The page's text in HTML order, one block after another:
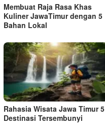
Membuat Raja Rasa Khas
Kuliner JawaTimur dengan 5
Bahan Lokal
Rahasia Wisata Jawa Timur 5
Destinasi Tersembunyi